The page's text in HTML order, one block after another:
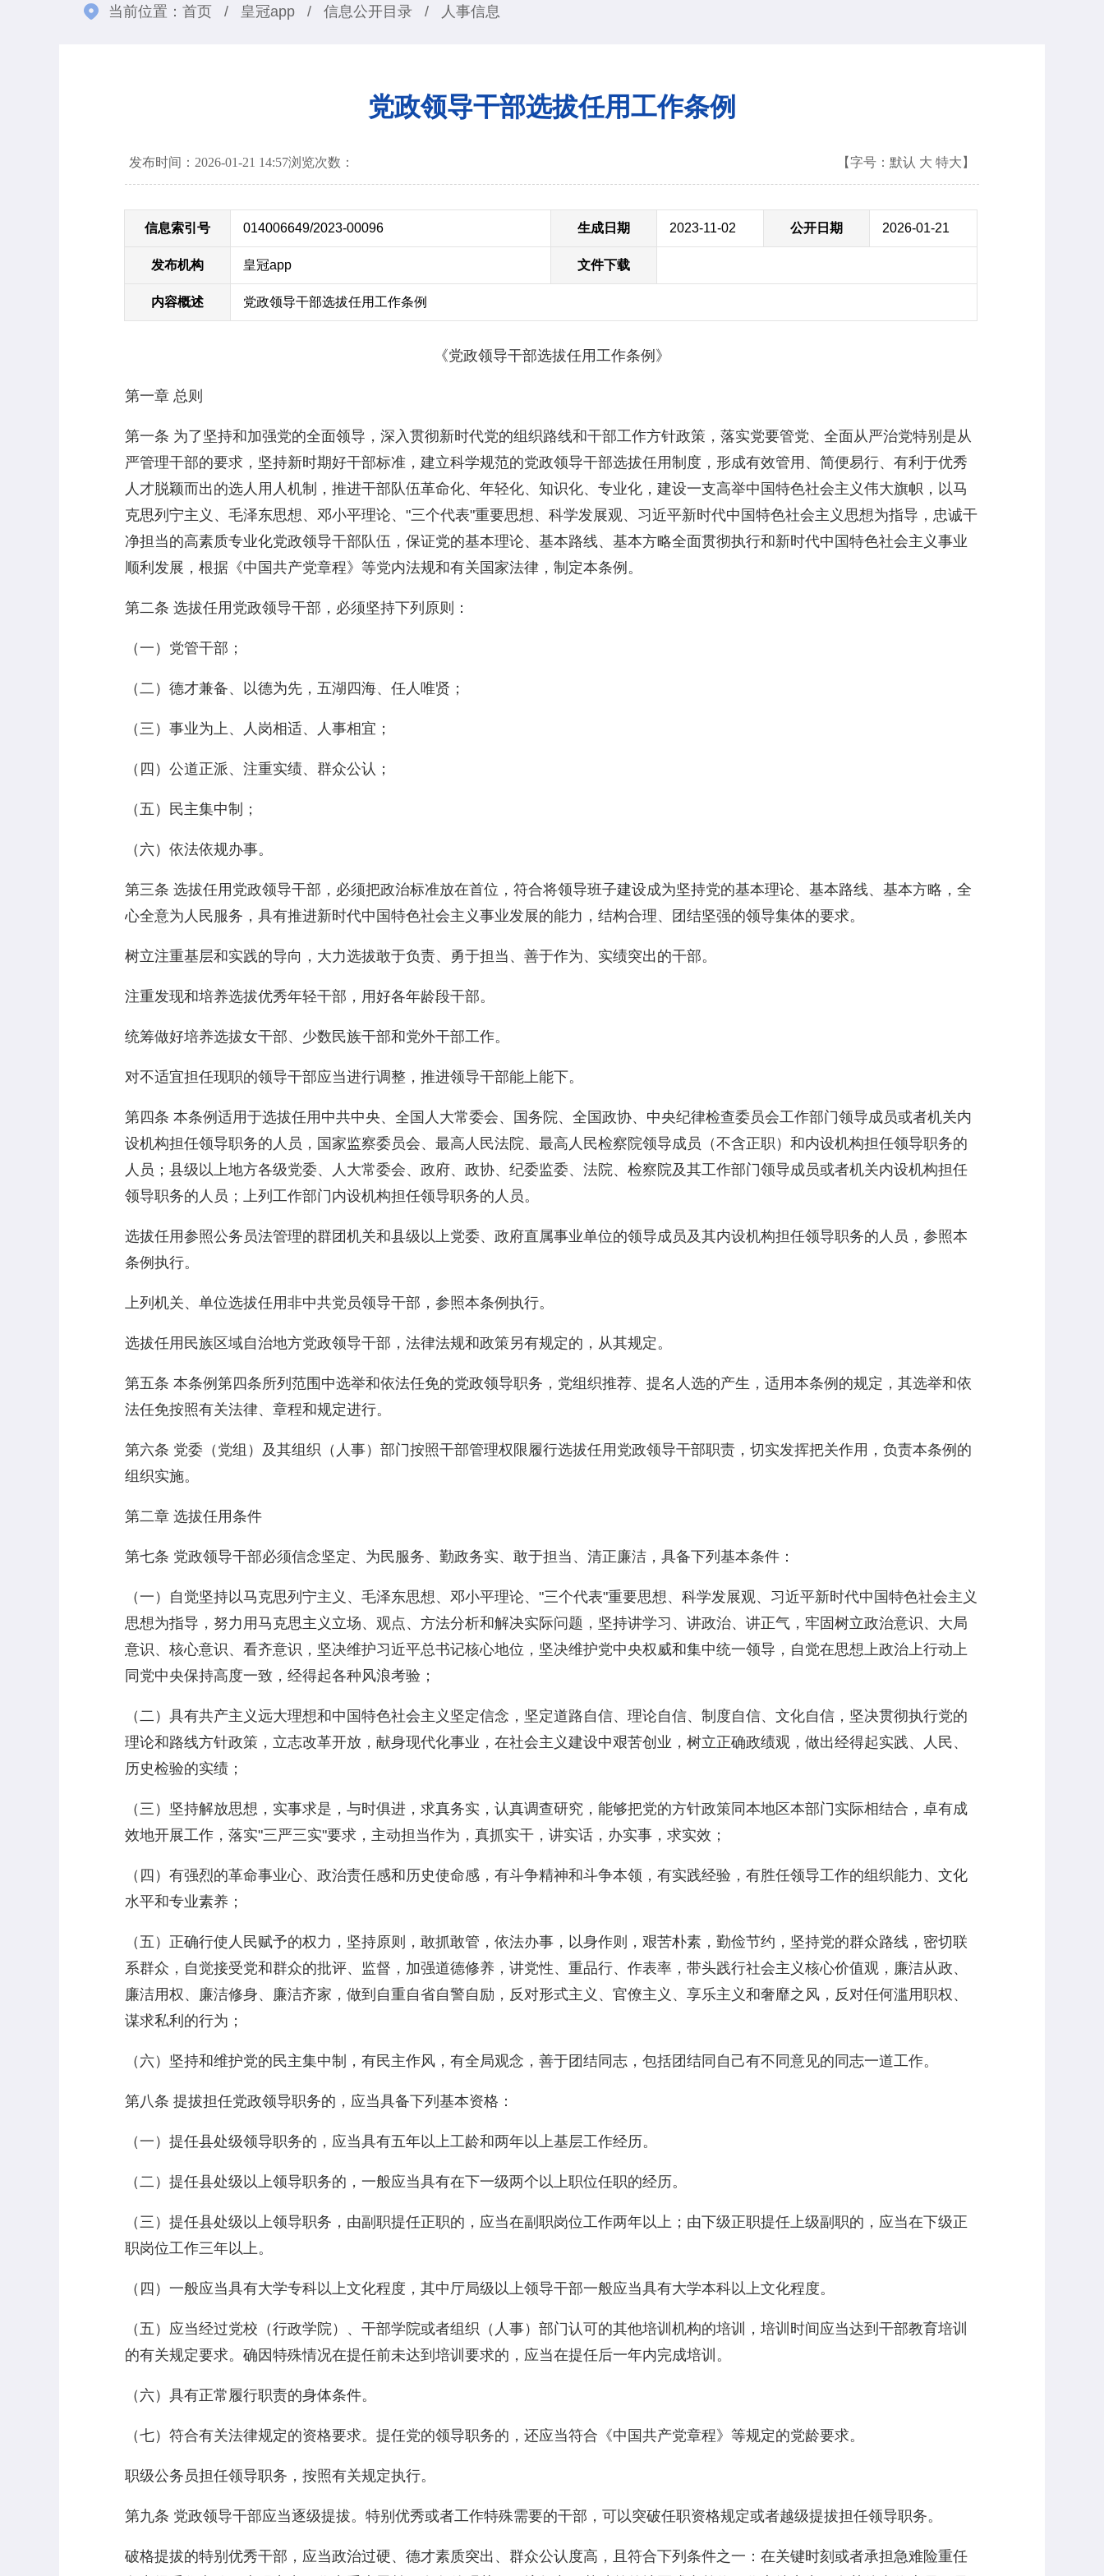
当前位置： 首页 / 皇冠app / 信息公开目录 / 人事信息
党政领导干部选拔任用工作条例
发布时间：2026-01-21 14:57浏览次数： 【字号： 默认 大 特大 】
信息索引号 014006649/2023-00096 生成日期 2023-11-02 公开日期 2026-01-21
发布机构 皇冠app 文件下载
内容概述 党政领导干部选拔任用工作条例
《党政领导干部选拔任用工作条例》
第一章 总则
第一条 为了坚持和加强党的全面领导，深入贯彻新时代党的组织路线和干部工作方针政策，落实党要管党、全面从严治党特别是从
严管理干部的要求，坚持新时期好干部标准，建立科学规范的党政领导干部选拔任用制度，形成有效管用、简便易行、有利于优秀
人才脱颖而出的选人用人机制，推进干部队伍革命化、年轻化、知识化、专业化，建设一支高举中国特色社会主义伟大旗帜，以马
克思列宁主义、毛泽东思想、邓小平理论、"三个代表"重要思想、科学发展观、习近平新时代中国特色社会主义思想为指导，忠诚干
净担当的高素质专业化党政领导干部队伍，保证党的基本理论、基本路线、基本方略全面贯彻执行和新时代中国特色社会主义事业
顺利发展，根据《中国共产党章程》等党内法规和有关国家法律，制定本条例。
第二条 选拔任用党政领导干部，必须坚持下列原则：
（一）党管干部；
（二）德才兼备、以德为先，五湖四海、任人唯贤；
（三）事业为上、人岗相适、人事相宜；
（四）公道正派、注重实绩、群众公认；
（五）民主集中制；
（六）依法依规办事。
第三条 选拔任用党政领导干部，必须把政治标准放在首位，符合将领导班子建设成为坚持党的基本理论、基本路线、基本方略，全
心全意为人民服务，具有推进新时代中国特色社会主义事业发展的能力，结构合理、团结坚强的领导集体的要求。
树立注重基层和实践的导向，大力选拔敢于负责、勇于担当、善于作为、实绩突出的干部。
注重发现和培养选拔优秀年轻干部，用好各年龄段干部。
统筹做好培养选拔女干部、少数民族干部和党外干部工作。
对不适宜担任现职的领导干部应当进行调整，推进领导干部能上能下。
第四条 本条例适用于选拔任用中共中央、全国人大常委会、国务院、全国政协、中央纪律检查委员会工作部门领导成员或者机关内
设机构担任领导职务的人员，国家监察委员会、最高人民法院、最高人民检察院领导成员（不含正职）和内设机构担任领导职务的
人员；县级以上地方各级党委、人大常委会、政府、政协、纪委监委、法院、检察院及其工作部门领导成员或者机关内设机构担任
领导职务的人员；上列工作部门内设机构担任领导职务的人员。
选拔任用参照公务员法管理的群团机关和县级以上党委、政府直属事业单位的领导成员及其内设机构担任领导职务的人员，参照本
条例执行。
上列机关、单位选拔任用非中共党员领导干部，参照本条例执行。
选拔任用民族区域自治地方党政领导干部，法律法规和政策另有规定的，从其规定。
第五条 本条例第四条所列范围中选举和依法任免的党政领导职务，党组织推荐、提名人选的产生，适用本条例的规定，其选举和依
法任免按照有关法律、章程和规定进行。
第六条 党委（党组）及其组织（人事）部门按照干部管理权限履行选拔任用党政领导干部职责，切实发挥把关作用，负责本条例的
组织实施。
第二章 选拔任用条件
第七条 党政领导干部必须信念坚定、为民服务、勤政务实、敢于担当、清正廉洁，具备下列基本条件：
（一）自觉坚持以马克思列宁主义、毛泽东思想、邓小平理论、"三个代表"重要思想、科学发展观、习近平新时代中国特色社会主义
思想为指导，努力用马克思主义立场、观点、方法分析和解决实际问题，坚持讲学习、讲政治、讲正气，牢固树立政治意识、大局
意识、核心意识、看齐意识，坚决维护习近平总书记核心地位，坚决维护党中央权威和集中统一领导，自觉在思想上政治上行动上
同党中央保持高度一致，经得起各种风浪考验；
（二）具有共产主义远大理想和中国特色社会主义坚定信念，坚定道路自信、理论自信、制度自信、文化自信，坚决贯彻执行党的
理论和路线方针政策，立志改革开放，献身现代化事业，在社会主义建设中艰苦创业，树立正确政绩观，做出经得起实践、人民、
历史检验的实绩；
（三）坚持解放思想，实事求是，与时俱进，求真务实，认真调查研究，能够把党的方针政策同本地区本部门实际相结合，卓有成
效地开展工作，落实"三严三实"要求，主动担当作为，真抓实干，讲实话，办实事，求实效；
（四）有强烈的革命事业心、政治责任感和历史使命感，有斗争精神和斗争本领，有实践经验，有胜任领导工作的组织能力、文化
水平和专业素养；
（五）正确行使人民赋予的权力，坚持原则，敢抓敢管，依法办事，以身作则，艰苦朴素，勤俭节约，坚持党的群众路线，密切联
系群众，自觉接受党和群众的批评、监督，加强道德修养，讲党性、重品行、作表率，带头践行社会主义核心价值观，廉洁从政、
廉洁用权、廉洁修身、廉洁齐家，做到自重自省自警自励，反对形式主义、官僚主义、享乐主义和奢靡之风，反对任何滥用职权、
谋求私利的行为；
（六）坚持和维护党的民主集中制，有民主作风，有全局观念，善于团结同志，包括团结同自己有不同意见的同志一道工作。
第八条 提拔担任党政领导职务的，应当具备下列基本资格：
（一）提任县处级领导职务的，应当具有五年以上工龄和两年以上基层工作经历。
（二）提任县处级以上领导职务的，一般应当具有在下一级两个以上职位任职的经历。
（三）提任县处级以上领导职务，由副职提任正职的，应当在副职岗位工作两年以上；由下级正职提任上级副职的，应当在下级正
职岗位工作三年以上。
（四）一般应当具有大学专科以上文化程度，其中厅局级以上领导干部一般应当具有大学本科以上文化程度。
（五）应当经过党校（行政学院）、干部学院或者组织（人事）部门认可的其他培训机构的培训，培训时间应当达到干部教育培训
的有关规定要求。确因特殊情况在提任前未达到培训要求的，应当在提任后一年内完成培训。
（六）具有正常履行职责的身体条件。
（七）符合有关法律规定的资格要求。提任党的领导职务的，还应当符合《中国共产党章程》等规定的党龄要求。
职级公务员担任领导职务，按照有关规定执行。
第九条 党政领导干部应当逐级提拔。特别优秀或者工作特殊需要的干部，可以突破任职资格规定或者越级提拔担任领导职务。
破格提拔的特别优秀干部，应当政治过硬、德才素质突出、群众公认度高，且符合下列条件之一：在关键时刻或者承担急难险重任